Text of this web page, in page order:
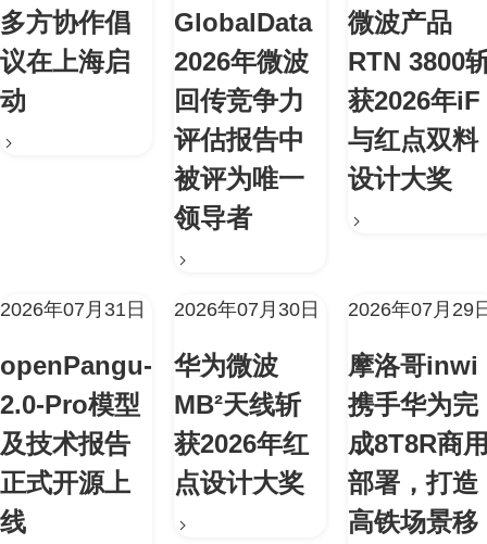
多方协作倡
议在上海启
动
GlobalData
2026年微波
回传竞争力
评估报告中
被评为唯一
领导者
微波产品
RTN 3800
获2026年iF
与红点双料
设计大奖
2026年07月31日
openPangu-
2.0-Pro模型
及技术报告
正式开源上
线
2026年07月30日
华为微波
MB²天线斩
获2026年红
点设计大奖
2026年07月29
摩洛哥inwi
携手华为完
成8T8R商
部署，打造
高铁场景移